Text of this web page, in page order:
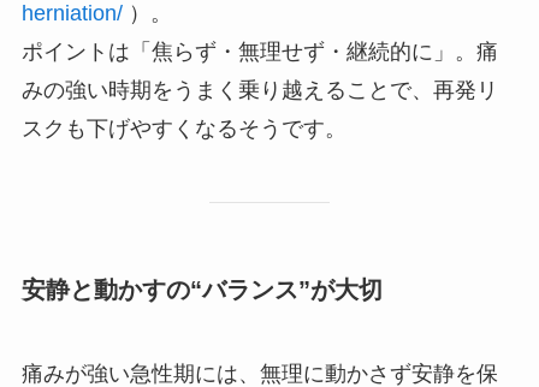
herniation/）。
ポイントは「焦らず・無理せず・継続的に」。痛
みの強い時期をうまく乗り越えることで、再発リ
スクも下げやすくなるそうです。
安静と動かすの“バランス”が大切
痛みが強い急性期には、無理に動かさず安静を保